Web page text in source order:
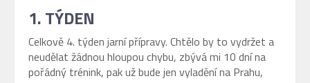
1. TÝDEN
Celkově 4. týden jarní přípravy. Chtělo by to vydržet a
neudělat žádnou hloupou chybu, zbývá mi 10 dní na
pořádný trénink, pak už bude jen vyladění na Prahu,